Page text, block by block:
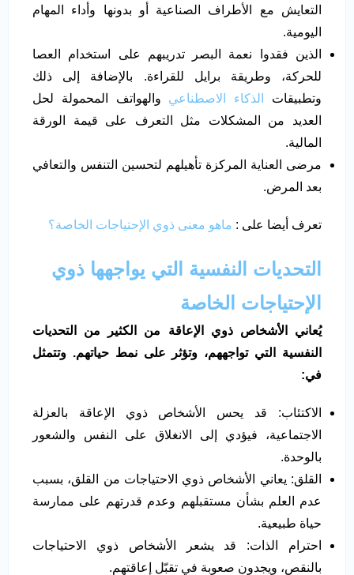
التعايش مع الأطراف الصناعية أو بدونها وأداء المهام
اليومية.
الذين فقدوا نعمة البصر تدريبهم على استخدام العصا
للحركة، وطريقة برايل للقراءة. بالإضافة إلى ذلك
وتطبيقات
الذكاء الاصطناعي والهواتف المحمولة لحل
العديد من المشكلات مثل التعرف على قيمة الورقة
المالية.
مرضى العناية المركزة تأهيلهم لتحسين التنفس والتعافي
بعد المرض.
تعرف أيضا على : ماهو معنى ذوي الإحتياجات الخاصة؟
التحديات النفسية التي يواجهها ذوي
الإحتياجات الخاصة
يُعاني الأشخاص ذوي الإعاقة من الكثير من التحديات
النفسية التي تواجههم، وتؤثر على نمط حياتهم. وتتمثل
في:
الاكتئاب: قد يحس الأشخاص ذوي الإعاقة بالعزلة
الاجتماعية، فيؤدي إلى الانغلاق على النفس والشعور
بالوحدة.
القلق: يعاني الأشخاص ذوي الاحتياجات من القلق، بسبب
عدم العلم بشأن مستقبلهم وعدم قدرتهم على ممارسة
حياة طبيعية.
احترام الذات: قد يشعر الأشخاص ذوي الاحتياجات
بالنقص، ويجدون صعوبة في تقبّل إعاقتهم.